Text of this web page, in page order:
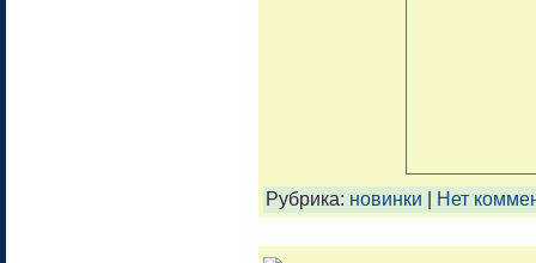
Рубрика: новинки Нет